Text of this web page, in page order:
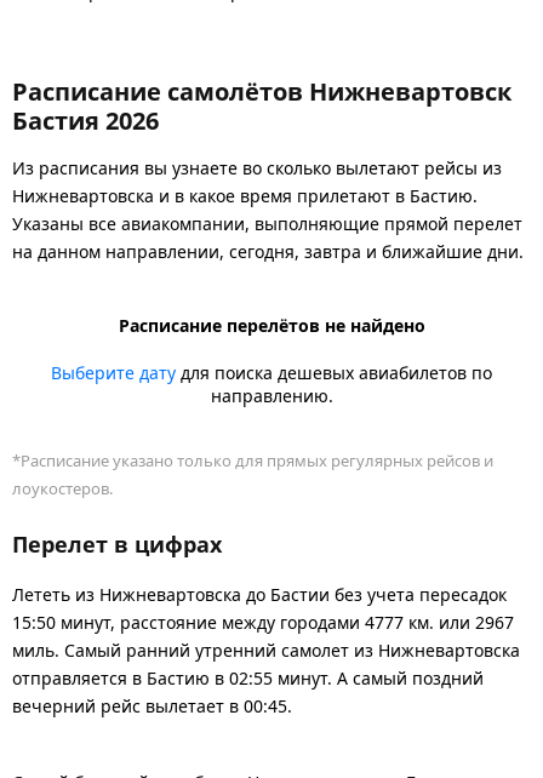
Расписание самолётов Нижневартовск
Бастия 2026
Из расписания вы узнаете во сколько вылетают рейсы из
Нижневартовска и в какое время прилетают в Бастию.
Указаны все авиакомпании, выполняющие прямой перелет
на данном направлении, сегодня, завтра и ближайшие дни.
Расписание перелётов не найдено
Выберите дату для поиска дешевых авиабилетов по
направлению.
*Расписание указано только для прямых регулярных рейсов и
лоукостеров.
Перелет в цифрах
Лететь из Нижневартовска до Бастии без учета пересадок
15:50 минут, расстояние между городами 4777 км. или 2967
миль. Самый ранний утренний самолет из Нижневартовска
отправляется в Бастию в 02:55 минут. А самый поздний
вечерний рейс вылетает в 00:45.